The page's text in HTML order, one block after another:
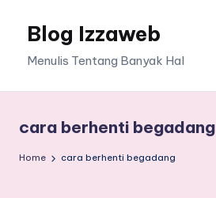
Blog Izzaweb
Menulis Tentang Banyak Hal
cara berhenti begadang
Home cara berhenti begadang